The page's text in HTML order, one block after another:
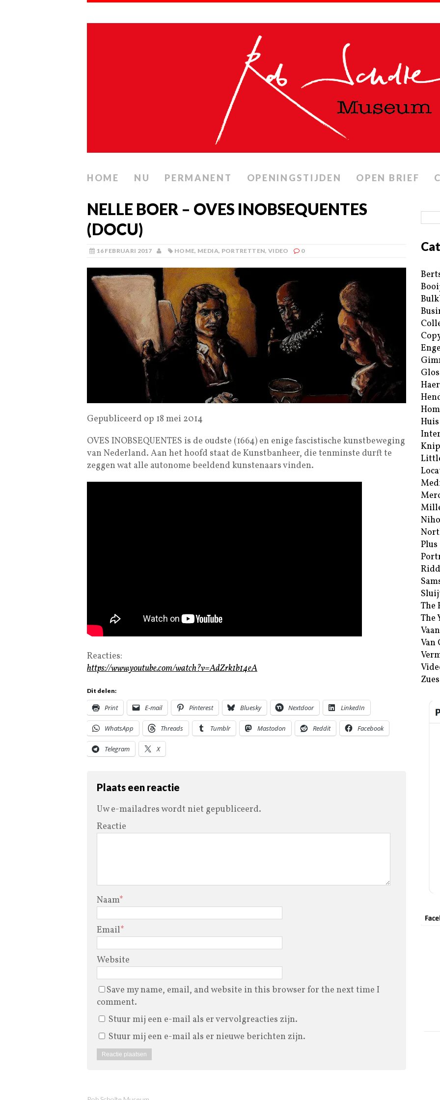
HOME NU PERMANENT OPENINGSTIJDEN OPEN BRIEF
NELLE BOER – OVES INOBSEQUENTES
(DOCU)
16 FEBRUARI 2017 HOME, MEDIA, PORTRETTEN, VIDEO 0
Gepubliceerd op 18 mei 2014
OVES INOBSEQUENTES is de oudste (1664) en enige fascistische kunstbeweging
van Nederland. Aan het hoofd staat de Kunstbanheer, die tenminste durft te
zeggen wat alle autonome beeldend kunstenaars vinden.
Reacties:
https://www.youtube.com/watch?v=AdZrk1b14eA
Dit delen:
Print E-mail Pinterest Bluesky Nextdoor LinkedIn
WhatsApp Threads Tumblr Mastodon Reddit Facebook
Telegram X
Plaats een reactie
Uw e-mailadres wordt niet gepubliceerd.
Reactie
Naam*
Email*
Website
Save my name, email, and website in this browser for the next time I
comment.
Stuur mij een e-mail als er vervolgreacties zijn.
Stuur mij een e-mail als er nieuwe berichten zijn.
Plus
The
The
Van